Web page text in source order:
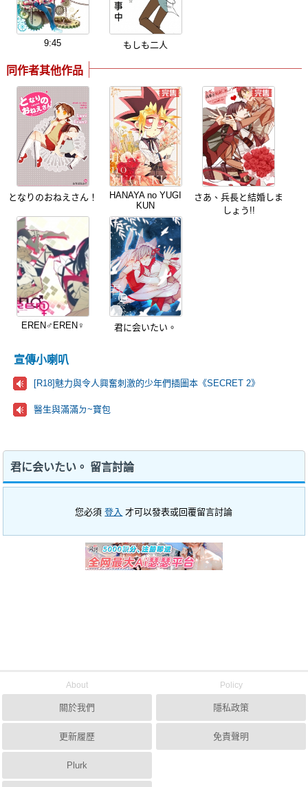
9:45 もしも二人
同作者其他作品
となりのおねえさん！
HANAYA no YUGI
KUN
さあ、兵長と結婚しま
しょう!!
EREN♂EREN♀ 君に会いたい。
宣傳小喇叭
[R18]魅力與令人興奮刺激的少年們插圖本《SECRET 2》
醫生與滿滿ㄉ~寶包
君に会いたい。 留言討論
您必須登入 才可以發表或回覆留言討論
About
關於我們
更新履歷
Plurk
Policy
隱私政策
免責聲明